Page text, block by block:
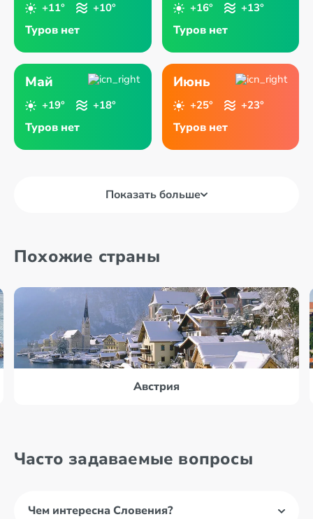
+11° +10°
Туров нет
+16° +13°
Туров нет
Май
+19° +18°
Туров нет
Июнь
+25° +23°
Туров нет
Показать больше
Похожие страны
Австрия
Часто задаваемые вопросы
Чем интересна Словения?